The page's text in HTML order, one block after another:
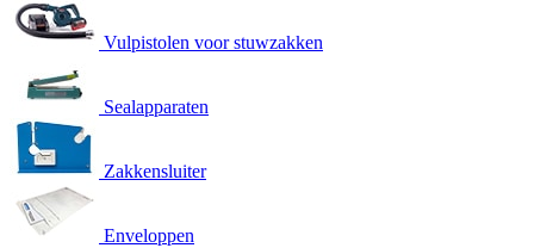
Vulpistolen voor stuwzakken
Sealapparaten
Zakkensluiter
Enveloppen